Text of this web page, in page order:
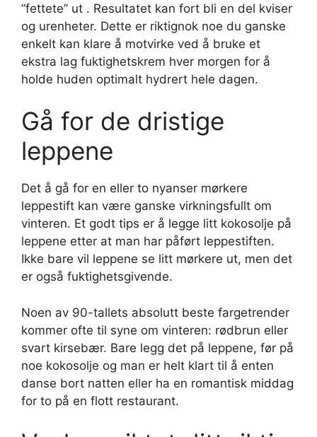
”fettete” ut . Resultatet kan fort bli en del kviser
og urenheter. Dette er riktignok noe du ganske
enkelt kan klare å motvirke ved å bruke et
ekstra lag fuktighetskrem hver morgen for å
holde huden optimalt hydrert hele dagen.
Gå for de dristige
leppene
Det å gå for en eller to nyanser mørkere
leppestift kan være ganske virkningsfullt om
vinteren. Et godt tips er å legge litt kokosolje på
leppene etter at man har påført leppestiften.
Ikke bare vil leppene se litt mørkere ut, men det
er også fuktighetsgivende.
Noen av 90-tallets absolutt beste fargetrender
kommer ofte til syne om vinteren: rødbrun eller
svart kirsebær. Bare legg det på leppene, før på
noe kokosolje og man er helt klart til å enten
danse bort natten eller ha en romantisk middag
for to på en flott restaurant.